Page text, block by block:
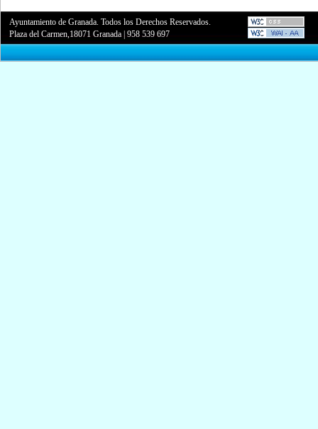
Ayuntamiento de Granada. Todos los Derechos Reservados.
Plaza del Carmen,18071 Granada |958 539 697